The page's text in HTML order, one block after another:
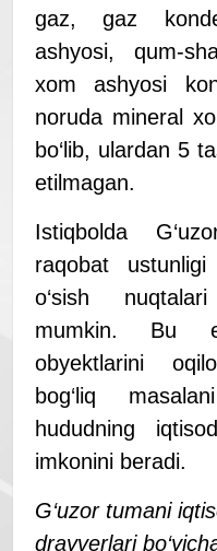
gaz, gaz
ashyosi, qum-
xom ashyosi
noruda mineral
bo‘lib, ulardan 5
etilmagan.
Istiqbolda
raqobat
o‘sish
mumkin. Bu
obyektlarini
bog‘liq
hududning
imkonini beradi.
G‘uzor tumani
drayverlari